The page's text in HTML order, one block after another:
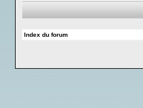
Index du forum